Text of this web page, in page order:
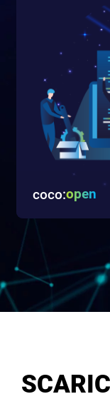
coco:open
Create valore
clienti
che si tratti di